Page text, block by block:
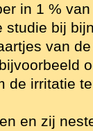
in 1 %
bij
van
de irritatie
en zij